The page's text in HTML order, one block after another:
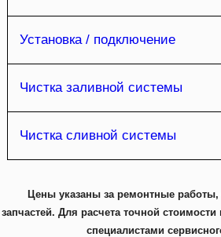
Установка / подключение
Чистка заливной системы
Чистка сливной системы
Цены указаны за ремонтные работы,
запчастей. Для расчета точной
специалистами